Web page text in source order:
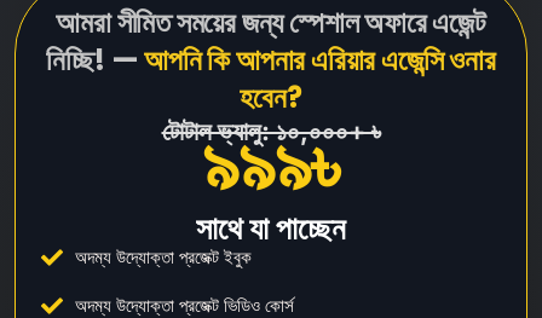
আমরা সীমিত সময়ের জন্য স্পেশাল অফারে এজেন্ট
নিচ্ছি! —আপনি কি আপনার এরিয়ার এজেন্সি ওনার
হবেন?
টোটাল ভ্যালু: ১০,০০০+ ৳
৯৯৯৳
সাথে যা পাচ্ছেন
অদম্য উদ্যোক্তা প্রজেক্ট ইবুক
অদম্য উদ্যোক্তা প্রজেক্ট ভিডিও কোর্স